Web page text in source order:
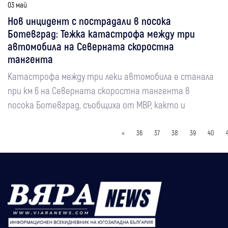
03 май
Нов инцидент с пострадали в посока
Ботевград: Тежка катастрофа между три
автомобила на Северната скоростна
тангента
Катастрофа между три леки автомобила е станала
при км 6 на Северната скоростна тангента в
посока Ботевград, съобщиха от МВР, както и
« 36 37 38 39 40